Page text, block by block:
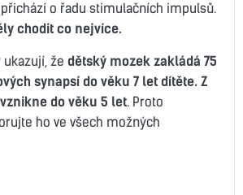
o řadu stimulačních impulsů.
chodit co nejvíce.
ukazují, že dětský mozek zakládá 75
synapsí do věku 7 let dítěte. Z
do věku 5 let. Proto
ho ve všech možných